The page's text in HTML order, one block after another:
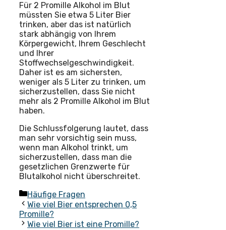
Für 2 Promille Alkohol im Blut
müssten Sie etwa 5 Liter Bier
trinken, aber das ist natürlich
stark abhängig von Ihrem
Körpergewicht, Ihrem Geschlecht
und Ihrer
Stoffwechselgeschwindigkeit.
Daher ist es am sichersten,
weniger als 5 Liter zu trinken, um
sicherzustellen, dass Sie nicht
mehr als 2 Promille Alkohol im Blut
haben.
Die Schlussfolgerung lautet, dass
man sehr vorsichtig sein muss,
wenn man Alkohol trinkt, um
sicherzustellen, dass man die
gesetzlichen Grenzwerte für
Blutalkohol nicht überschreitet.
Kategorien
Häufige Fragen
Wie viel Bier entsprechen 0,5
Promille?
Wie viel Bier ist eine Promille?